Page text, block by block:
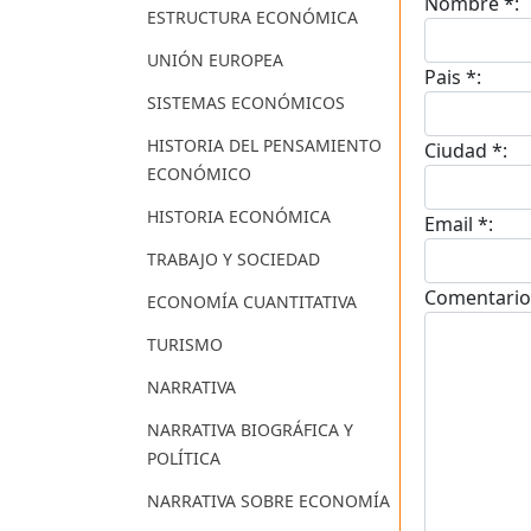
ESTRUCTURA ECONÓMICA
UNIÓN EUROPEA
SISTEMAS ECONÓMICOS
HISTORIA DEL PENSAMIENTO
ECONÓMICO
HISTORIA ECONÓMICA
TRABAJO Y SOCIEDAD
ECONOMÍA CUANTITATIVA
TURISMO
NARRATIVA
NARRATIVA BIOGRÁFICA Y
POLÍTICA
NARRATIVA SOBRE ECONOMÍA
Pais *:
Ciudad *:
Email *: